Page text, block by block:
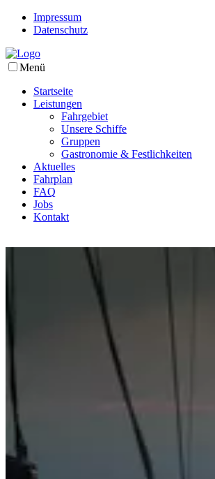
Impressum
Datenschutz
Menü
Startseite
Leistungen
Fahrgebiet
Unsere Schiffe
Gruppen
Gastronomie & Festlichkeiten
Aktuelles
Fahrplan
FAQ
Jobs
Kontakt